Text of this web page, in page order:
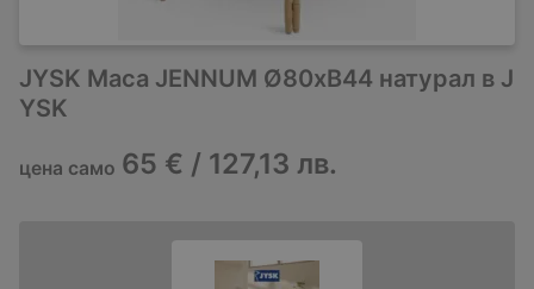
JYSK Маса JENNUM Ø80xВ44 натурал в J
YSK
цена само 65 € / 127,13 лв.